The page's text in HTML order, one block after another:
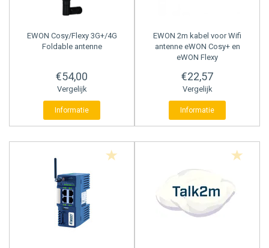
EWON Cosy/Flexy 3G+/4G
Foldable antenne
€54,00
Vergelijk
Informatie
EWON 2m kabel voor Wifi
antenne eWON Cosy+ en
eWON Flexy
€22,57
Vergelijk
Informatie